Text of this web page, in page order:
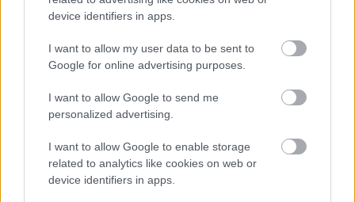
device identifiers in apps.
I want to allow my user data to be sent to
Google for online advertising purposes.
I want to allow Google to send me
personalized advertising.
I want to allow Google to enable storage
related to analytics like cookies on web or
device identifiers in apps.